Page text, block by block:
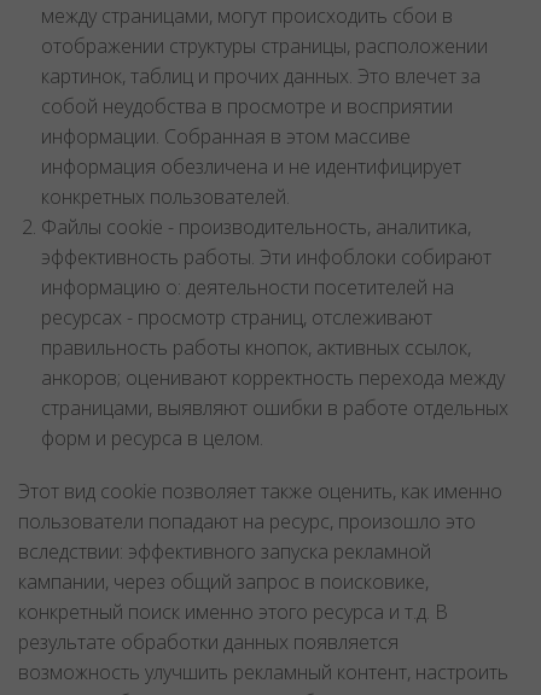
между страницами, могут происходить сбои в
отображении структуры страницы, расположении
картинок, таблиц и прочих данных. Это влечет за
собой неудобства в просмотре и восприятии
информации. Собранная в этом массиве
информация обезличена и не идентифицирует
конкретных пользователей.
Файлы cookie - производительность, аналитика,
эффективность работы. Эти инфоблоки собирают
информацию о: деятельности посетителей на
ресурсах - просмотр страниц, отслеживают
правильность работы кнопок, активных ссылок,
анкоров; оценивают корректность перехода между
страницами, выявляют ошибки в работе отдельных
форм и ресурса в целом.
Этот вид cookie позволяет также оценить, как именно
пользователи попадают на ресурс, произошло это
вследствии: эффективного запуска рекламной
кампании, через общий запрос в поисковике,
конкретный поиск именно этого ресурса и т.д. В
результате обработки данных появляется
возможность улучшить рекламный контент, настроить